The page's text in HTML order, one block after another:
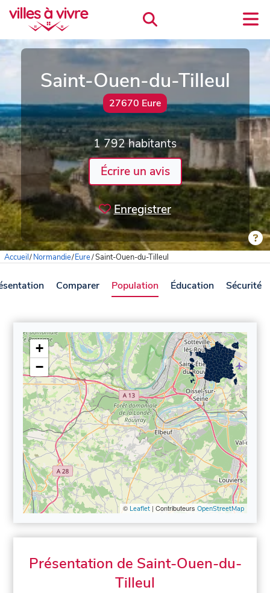
Saint-Ouen-du-Tilleul
27670 Eure
1 792 habitants
Écrire un avis
Enregistrer
Accueil/Normandie/Eure/Saint-Ouen-du-Tilleul
Comparer Population Éducation Sécurité
+
−
© Leaflet| Contributeurs OpenStreetMap
Présentation de Saint-Ouen-du-
Tilleul